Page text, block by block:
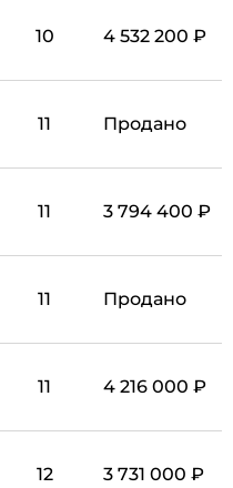
10 4 532 200 ₽
11 Продано
11 3 794 400 ₽
11 Продано
11 4 216 000 ₽
12 3 731 000 ₽